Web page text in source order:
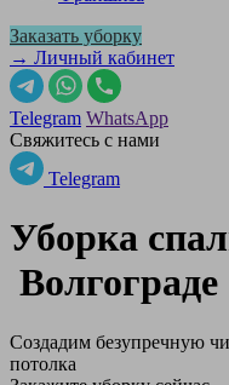
Заказать уборку
→ Личный кабинет
Telegram WhatsApp
Свяжитесь с нами
Telegram
Уборка
Волгограде
Создадим безупречную
потолка